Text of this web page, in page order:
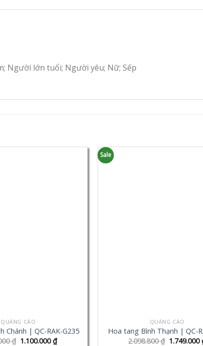
Người lớn tuổi; Người yêu; Nữ; Sếp
QUẢNG CÁO
Chánh | QC-RAK-G235
₫ 1.100.000₫
Sale
QUẢNG CÁO
Hoa tang Bình Thạnh | QC-
2.098.800₫ 1.749.000